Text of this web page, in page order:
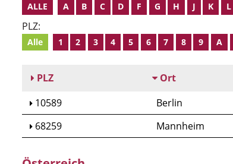
ALLE A B C D F G H J K L
PLZ:
Alle 1 2 3 4 5 6 7 8 9 A
PLZ Ort
10589
Berlin
68259
Mannheim